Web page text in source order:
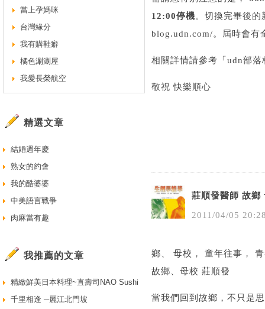
12:00停機。切換完畢後
blog.udn.com/。屆時會有
相關詳情請參考「 udn部落
敬祝 快樂順心
莊順發醫師 故鄉
2011 /04/05 20:
鄉、 母校， 童年往事，
故鄉、母校 莊順發
當我們回到故鄉，不只是
當上孕媽咪
台灣緣分
我有購鞋癖
橘色涮涮屋
我愛長榮航空
精選文章
結婚週年慶
熟女的約會
我的酷婆婆
中美語言戰爭
肉麻當有趣
我推薦的文章
精緻鮮美日本料理~直壽司NAO Sushi
千里相逢 ─麗江北門坡